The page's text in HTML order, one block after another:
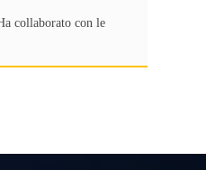
collaborato con le